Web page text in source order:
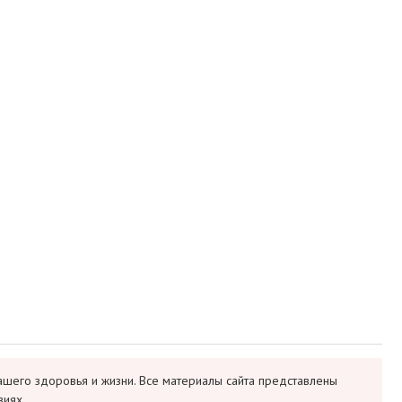
здоровья и жизни. Все материалы сайта представлены